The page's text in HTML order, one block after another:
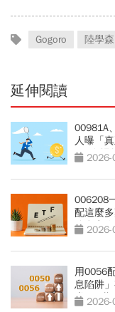
Gogoro 陸學森
延伸閱讀
00981A
人曝「
ETF進場
2026-
006208
配這麼
除息卡
2026-
用0056
息陷阱
賺330萬
2026-